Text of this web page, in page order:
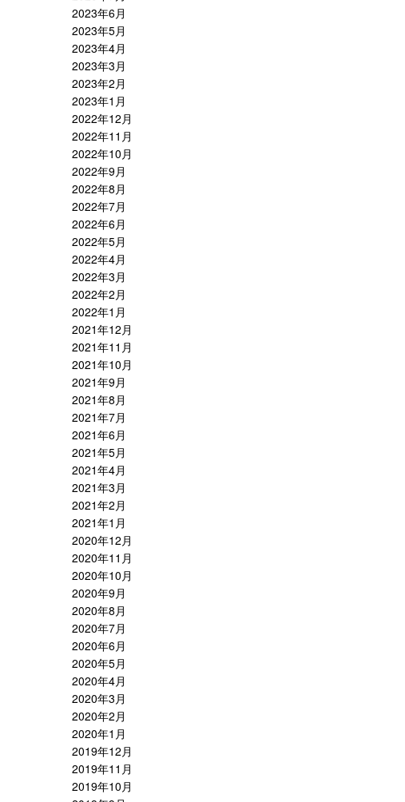
2023年6月
2023年5月
2023年4月
2023年3月
2023年2月
2023年1月
2022年12月
2022年11月
2022年10月
2022年9月
2022年8月
2022年7月
2022年6月
2022年5月
2022年4月
2022年3月
2022年2月
2022年1月
2021年12月
2021年11月
2021年10月
2021年9月
2021年8月
2021年7月
2021年6月
2021年5月
2021年4月
2021年3月
2021年2月
2021年1月
2020年12月
2020年11月
2020年10月
2020年9月
2020年8月
2020年7月
2020年6月
2020年5月
2020年4月
2020年3月
2020年2月
2020年1月
2019年12月
2019年11月
2019年10月